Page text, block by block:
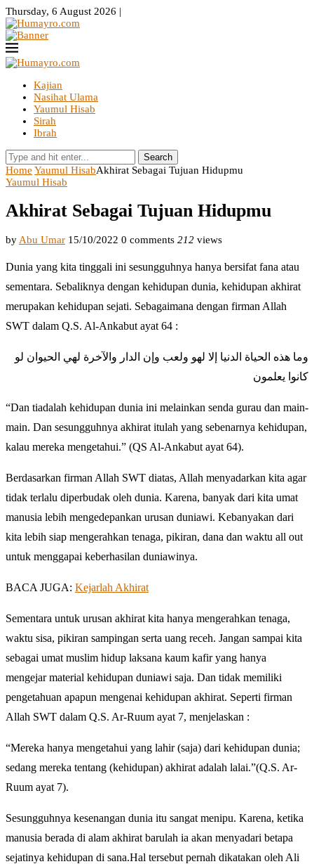
Thursday, 6 August 2026 |
Kajian
Nasihat Ulama
Yaumul Hisab
Sirah
Ibrah
Search
Home Yaumul HisabAkhirat Sebagai Tujuan Hidupmu
Yaumul Hisab
Akhirat Sebagai Tujuan Hidupmu
by Abu Umar 15/10/2022 0 comments 212 views
Dunia yang kita tinggali ini sesungguhnya hanya bersifat fana atau
sementara. Sebaliknya dengan kehidupan dunia, kehidupan akhirat
merupakan kehidupan sejati. Sebagaimana dengan firman Allah
SWT dalam Q.S. Al-Ankabut ayat 64 :
وما هذه الحياة الدنيا إلا لهو ولعب وإن الدار والآخرة لهي الحيوان لو
كانوا يعلمون
“Dan tiadalah kehidupan dunia ini melainkan senda gurau dan main-
main. Dan sesungguhnya akhirat itulah yang sebenarnya kehidupan,
kalau mereka mengetahui.” (QS Al-Ankabut ayat 64).
Berdasarkan firman Allah SWT diatas, Allah menyadarkan kita agar
tidak terlalu diperbudak oleh dunia. Karena, banyak dari kita umat
manusia lebih mengedepankan urusan duniawi. Kebanyakan dari
kita lebih siap mengerahkan tenaga, pikiran, dana dan waktu all out
untuk menggapai keberhasilan duniawinya.
BACA JUGA: Kejarlah Akhirat
Sementara untuk urusan akhirat kita hanya mengerahkan tenaga,
waktu sisa, pikiran sampingan serta uang receh. Jangan sampai kita
sebagai umat muslim hidup laksana kaum kafir yang hanya
mengejar material kehidupan duniawi saja. Dan tidak memiliki
pengetahuan apapun mengenai kehidupan akhirat. Seperti firman
Allah SWT dalam Q.S. Ar-Ruum ayat 7, menjelaskan :
“Mereka hanya mengetahui yang lahir (saja) dari kehidupan dunia;
sedang mereka tentang (kehidupan) akhirat adalah lalai.”(Q.S. Ar-
Ruum ayat 7).
Sesungguhnya kesenangan dunia itu sangat menipu. Karena, ketika
manusia berada di alam akhirat barulah ia akan menyadari betapa
sejatinya kehidupan di sana.Hal tersebut pernah dikatakan oleh Ali